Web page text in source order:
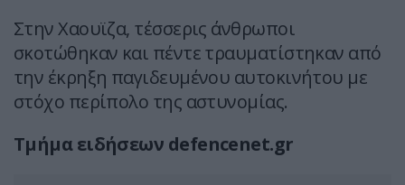
Στην Χαουϊζα, τέσσερις άνθρωποι
σκοτώθηκαν και πέντε τραυματίστηκαν από
την έκρηξη παγιδευμένου αυτοκινήτου με
στόχο περίπολο της αστυνομίας.
Τμήμα ειδήσεων defencenet.gr